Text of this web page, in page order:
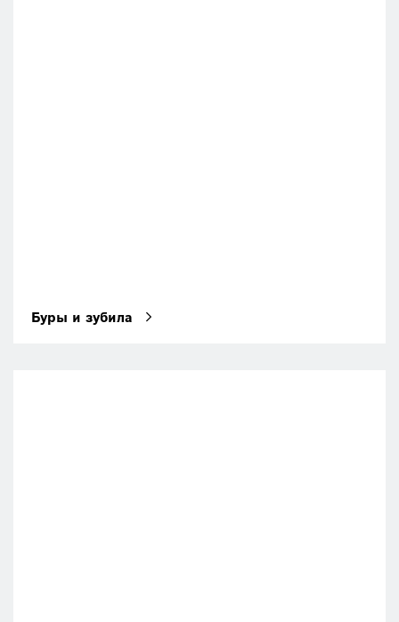
Буры и зубила